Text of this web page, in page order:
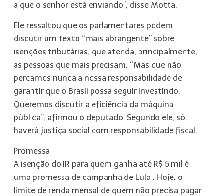
a que o senhor está enviando”, disse Motta.
Ele ressaltou que os parlamentares podem
discutir um texto “mais abrangente” sobre
isenções tributárias, que atenda, principalmente,
as pessoas que mais precisam. “Mas que não
percamos nunca a nossa responsabilidade de
garantir que o Brasil possa seguir investindo.
Queremos discutir a eficiência da máquina
pública”, afirmou o deputado. Segundo ele, só
haverá justiça social com responsabilidade fiscal.
Promessa
A isenção do IR para quem ganha até R$ 5 mil é
uma promessa de campanha de Lula . Hoje, o
limite de renda mensal de quem não precisa pagar